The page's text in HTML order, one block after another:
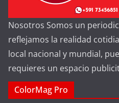
Nosotros Somos un
reflejamos la realidad
local nacional y mundial,
requieres un espacio
ColorMag Pro